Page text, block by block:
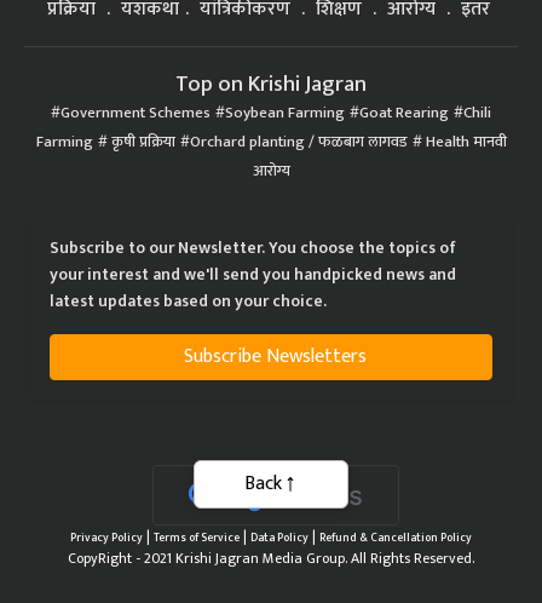
प्रक्रिया
यशकथा यांत्रिकीकरण शिक्षण आरोग्य इतर
Top on Krishi Jagran
Government Schemes Soybean Farming Goat Rearing Chili
Farming कृषी प्रक्रिया Orchard planting / फळबाग लागवड Health मानवी
आरोग्य
Subscribe to our Newsletter. You choose the topics of
your interest and we'll send you handpicked news and
latest updates based on your choice.
Subscribe Newsletters
Privacy Policy| Terms of Service| Data Policy| Refund & Cancellation Policy
CopyRight - 2021 Krishi Jagran Media Group. All Rights Reserved.
Back